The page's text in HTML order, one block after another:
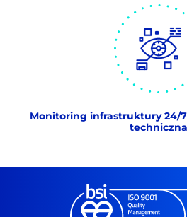
Monitoring infrastruktury 24/
techniczna